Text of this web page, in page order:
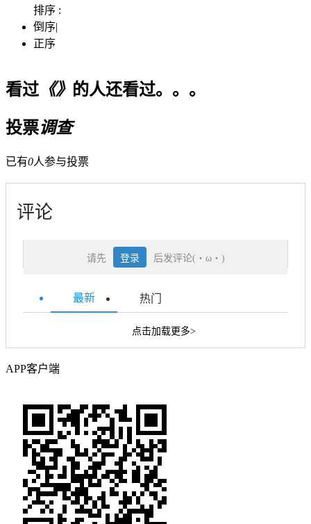
排序 :
倒序|
正序
看过《》 的人还看过。。。
投票调查
已有0人参与投票
评论
请先 登录 后发评论(・ω・)
最新 热门
点击加载更多>
APP客户端